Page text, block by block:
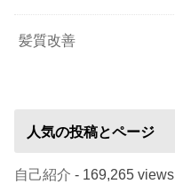
髪質改善
人気の投稿とページ
自己紹介 - 169,265 views